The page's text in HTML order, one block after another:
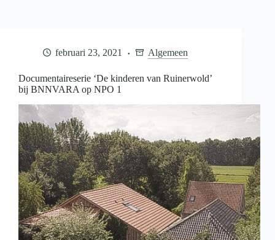
februari 23, 2021 Algemeen
Documentaireserie ‘De kinderen van Ruinerwold’
bij BNNVARA op NPO 1